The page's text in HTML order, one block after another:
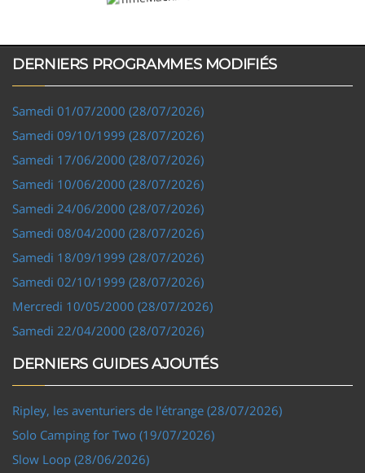
DERNIERS PROGRAMMES MODIFIÉS
Samedi 01/07/2000 (28/07/2026)
Samedi 09/10/1999 (28/07/2026)
Samedi 17/06/2000 (28/07/2026)
Samedi 10/06/2000 (28/07/2026)
Samedi 24/06/2000 (28/07/2026)
Samedi 08/04/2000 (28/07/2026)
Samedi 18/09/1999 (28/07/2026)
Samedi 02/10/1999 (28/07/2026)
Mercredi 10/05/2000 (28/07/2026)
Samedi 22/04/2000 (28/07/2026)
DERNIERS GUIDES AJOUTÉS
Ripley, les aventuriers de l'étrange (28/07/2026)
Solo Camping for Two (19/07/2026)
Slow Loop (28/06/2026)